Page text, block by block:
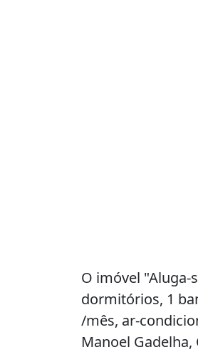
O imóvel "Aluga-
dormitórios, 1
/mês, ar-
Manoel